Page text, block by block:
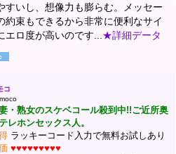
すいし、想像力も膨らむ。メッセー
約束もできるから非常に便利なサイ
エロ度が高いのです... ★詳細データ
コ
・熟女のスケベコール殺到中!!ご近所奥
レホンセックス人。
ラッキーコード入力で無料お試しあり
♥♥♥♥♥♥♥♥♥